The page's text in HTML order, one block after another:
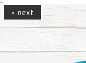
« next